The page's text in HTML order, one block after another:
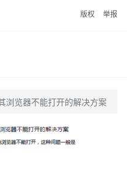
版权 举报
浏览器不能打开的解决方案